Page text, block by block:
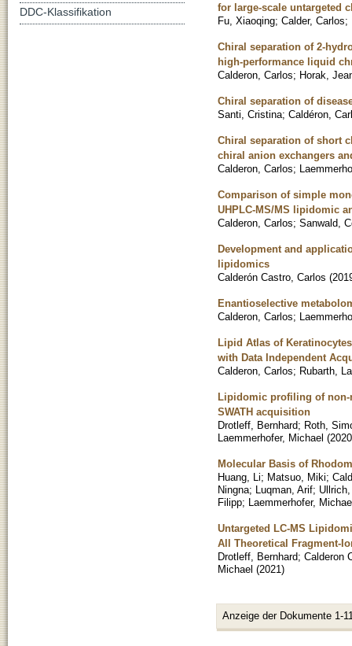
for large-scale untargeted
Fu, Xiaoqing; Calder, Carlos;
Chiral separation of 2-
high-performance liquid
Calderon, Carlos; Horak,
Chiral separation of
Santi, Cristina; Caldéron,
Chiral separation of short
chiral anion exchangers
Calderon, Carlos;
Comparison of simple
UHPLC-MS/MS lipidomic
Calderon, Carlos; Sanwald,
Development and
lipidomics
Calderón Castro, Carlos (
Enantioselective
Calderon, Carlos;
Lipid Atlas of
with Data Independent
Calderon, Carlos; Rubarth,
Lipidomic profiling of non-
SWATH acquisition
Drotleff, Bernhard; Roth,
Laemmerhofer, Michael (2020
Molecular Basis of
Huang, Li; Matsuo, Miki;
Ningna; Luqman, Arif;
Filipp; Laemmerhofer,
Untargeted LC-MS
All Theoretical Fragment-
Drotleff, Bernhard; Calderon
Michael (2021)
Anzeige der Dokumente 1-
DDC-Klassifikation